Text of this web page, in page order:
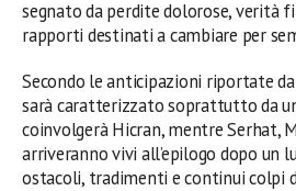
segnato da perdite dolorose, verità
rapporti destinati a cambiare per
Secondo le anticipazioni riportate da
sarà caratterizzato soprattutto da
coinvolgerà Hicran, mentre Serhat,
arriveranno vivi all’epilogo dopo un
ostacoli, tradimenti e continui colpi